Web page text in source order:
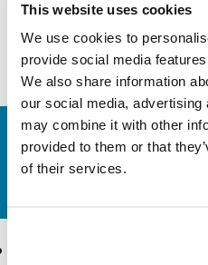
This website uses cookies
We use cookies to
provide social media
We also share information
our social media,
may combine it with other
provided to them or that
of their services.
Grov lamellskiva för slipning
Kontakta oss
Vill du veta mer?